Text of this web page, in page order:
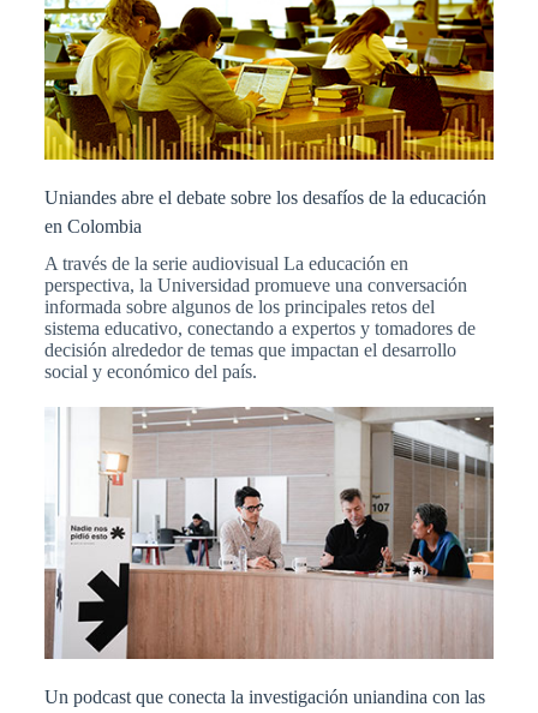
Uniandes abre el debate sobre los desafíos de la educación
en Colombia
A través de la serie audiovisual La educación en
perspectiva, la Universidad promueve una conversación
informada sobre algunos de los principales retos del
sistema educativo, conectando a expertos y tomadores de
decisión alrededor de temas que impactan el desarrollo
social y económico del país.
Un podcast que conecta la investigación uniandina con las